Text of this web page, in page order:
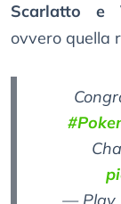
Scarlatto e
ovvero quella